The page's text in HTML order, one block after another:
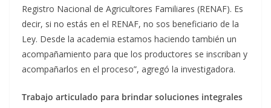
Registro Nacional de Agricultores Familiares (RENAF). Es
decir, si no estás en el RENAF, no sos beneficiario de la
Ley. Desde la academia estamos haciendo también un
acompañamiento para que los productores se inscriban y
acompañarlos en el proceso”, agregó la investigadora.
Trabajo articulado para brindar soluciones integrales